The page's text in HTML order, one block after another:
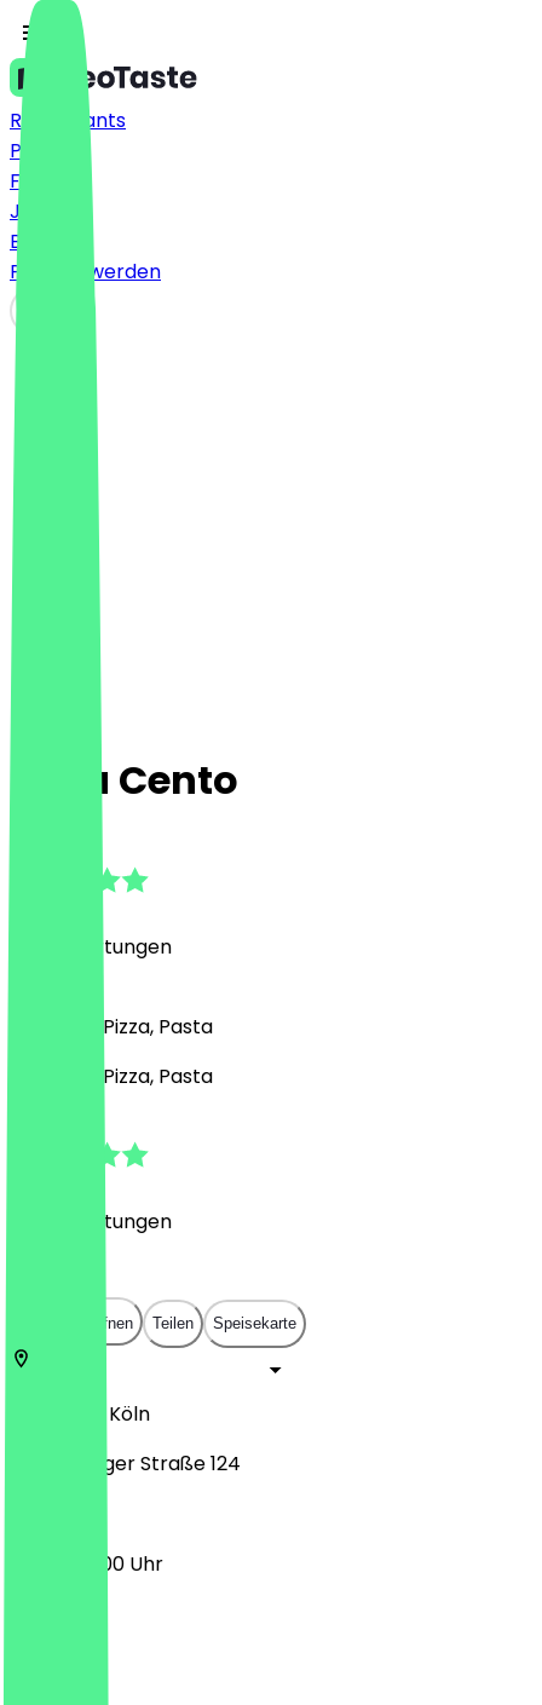
Restaurants
Preise
FAQ
Jobs
Blog
Partner werden
Pizza Cento
Bewertungen
Desserts, Pizza, Pasta
Desserts, Pizza, Pasta
Bewertungen
In App öffnen Teilen Speisekarte
Köln
Luxemburger Straße 124
12:00 - 22:00 Uhr